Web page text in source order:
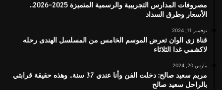
مصروفات المدارس التجريبية والرسمية المتميزة 2025-2026..
الأسعار وطرق السداد
نوفمبر 11, 2024
قناة زى الوان تعرض الموسم الخامس من المسلسل الهندى رحله
لاكشمي غدا الثلاثاء
مارس 20, 2024
مريم سعيد صالح: دخلت الفن وأنا عندي 37 سنة.. وهذه حقيقة قرابتي
بالراحل سعيد صالح